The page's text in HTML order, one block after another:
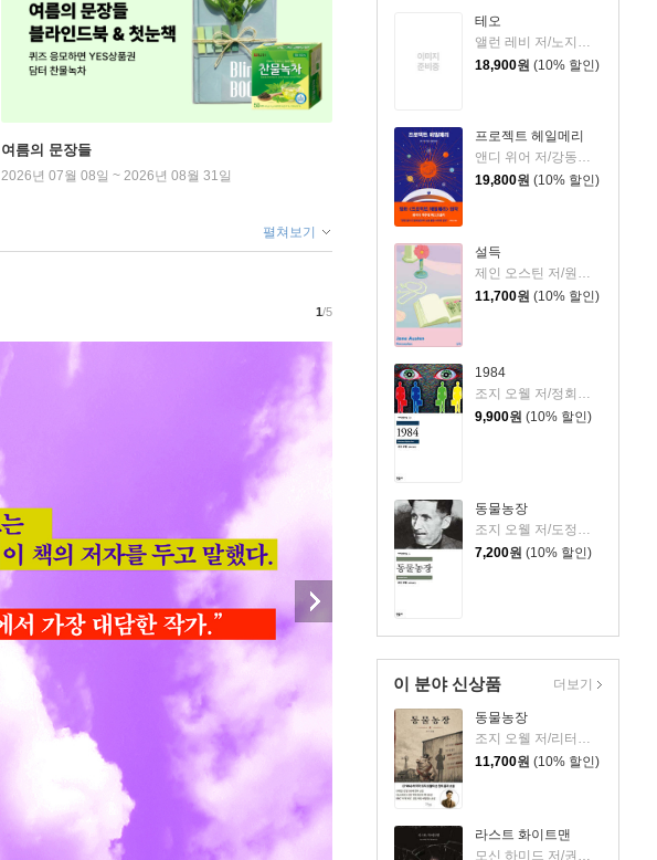
테오
18,900원 (10% 할인)
프로젝트 헤일메리
앤디 위어 저/강동혁 역
19,800원 (10% 할인)
설득
제인 오스틴 저/원영선,전신화 공역
11,700원 (10% 할인)
1984
조지 오웰 저/정회성 역
9,900원 (10% 할인)
동물농장
조지 오웰 저/도정일 역
7,200원 (10% 할인)
이 분야 신상품
동물농장
조지 오웰 저/리터링크 역
11,700원 (10% 할인)
라스트 화이트맨
더보기
여름의 문장들
2026년 07월 08일 ~ 2026년 08월 31일
펼쳐보기
1/5